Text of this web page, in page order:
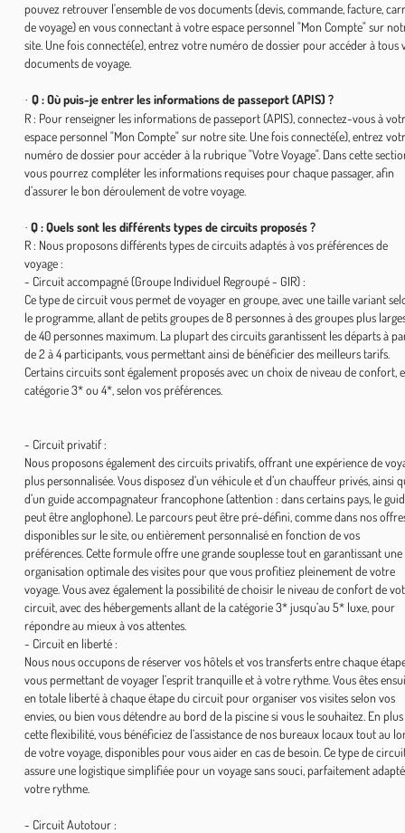
pouvez retrouver l'ensemble de vos documents (devis, commande, facture,
de voyage) en vous connectant à votre espace personnel "Mon Compte" sur
site. Une fois connecté(e), entrez votre numéro de dossier pour accéder à tous
documents de voyage.
· Q : Où puis-je entrer les informations de passeport (APIS) ?
R : Pour renseigner les informations de passeport (APIS), connectez-vous à
espace personnel "Mon Compte" sur notre site. Une fois connecté(e), entrez
numéro de dossier pour accéder à la rubrique "Votre Voyage". Dans cette
vous pourrez compléter les informations requises pour chaque passager, afin
d’assurer le bon déroulement de votre voyage.
· Q : Quels sont les différents types de circuits proposés ?
R : Nous proposons différents types de circuits adaptés à vos préférences de
voyage :
- Circuit accompagné (Groupe Individuel Regroupé - GIR) :
Ce type de circuit vous permet de voyager en groupe, avec une taille variant
le programme, allant de petits groupes de 8 personnes à des groupes plus
de 40 personnes maximum. La plupart des circuits garantissent les départs à
de 2 à 4 participants, vous permettant ainsi de bénéficier des meilleurs tarifs.
Certains circuits sont également proposés avec un choix de niveau de confort,
catégorie 3* ou 4*, selon vos préférences.
- Circuit privatif :
Nous proposons également des circuits privatifs, offrant une expérience de
plus personnalisée. Vous disposez d’un véhicule et d’un chauffeur privés, ainsi
d’un guide accompagnateur francophone (attention : dans certains pays, le
peut être anglophone). Le parcours peut être pré-défini, comme dans nos
disponibles sur le site, ou entièrement personnalisé en fonction de vos
préférences. Cette formule offre une grande souplesse tout en garantissant une
organisation optimale des visites pour que vous profitiez pleinement de votre
voyage. Vous avez également la possibilité de choisir le niveau de confort de
circuit, avec des hébergements allant de la catégorie 3* jusqu’au 5* luxe, pour
répondre au mieux à vos attentes.
- Circuit en liberté :
Nous nous occupons de réserver vos hôtels et vos transferts entre chaque
vous permettant de voyager l’esprit tranquille et à votre rythme. Vous êtes
en totale liberté à chaque étape du circuit pour organiser vos visites selon vos
envies, ou bien vous détendre au bord de la piscine si vous le souhaitez. En
cette flexibilité, vous bénéficiez de l’assistance de nos bureaux locaux tout au
de votre voyage, disponibles pour vous aider en cas de besoin. Ce type de
assure une logistique simplifiée pour un voyage sans souci, parfaitement
votre rythme.
- Circuit Autotour :